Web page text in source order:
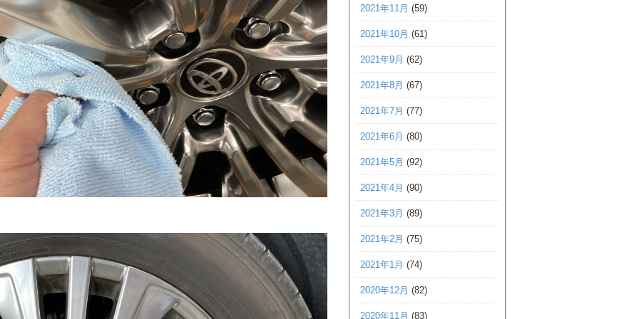
2021年11月 (59)
2021年10月 (61)
2021年9月 (62)
2021年8月 (67)
2021年7月 (77)
2021年6月 (80)
2021年5月 (92)
2021年4月 (90)
2021年3月 (89)
2021年2月 (75)
2021年1月 (74)
2020年12月 (82)
2020年11月 (83)